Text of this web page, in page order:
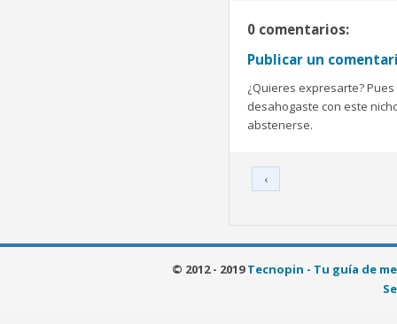
0 comentarios:
Publicar un
¿Quieres expresarte?
desahogaste con este
abstenerse.
‹
© 2012 - 2019Tecnopin - Tu guía de